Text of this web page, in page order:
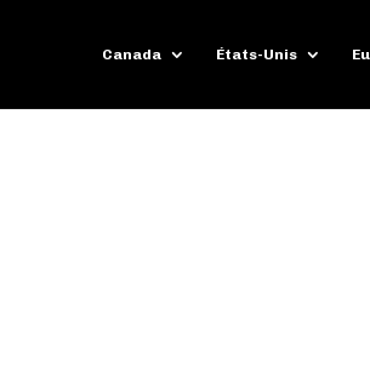
Canada États-Unis